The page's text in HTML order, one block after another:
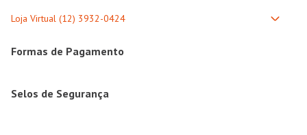
Formas de Pagamento
Selos de Segurança